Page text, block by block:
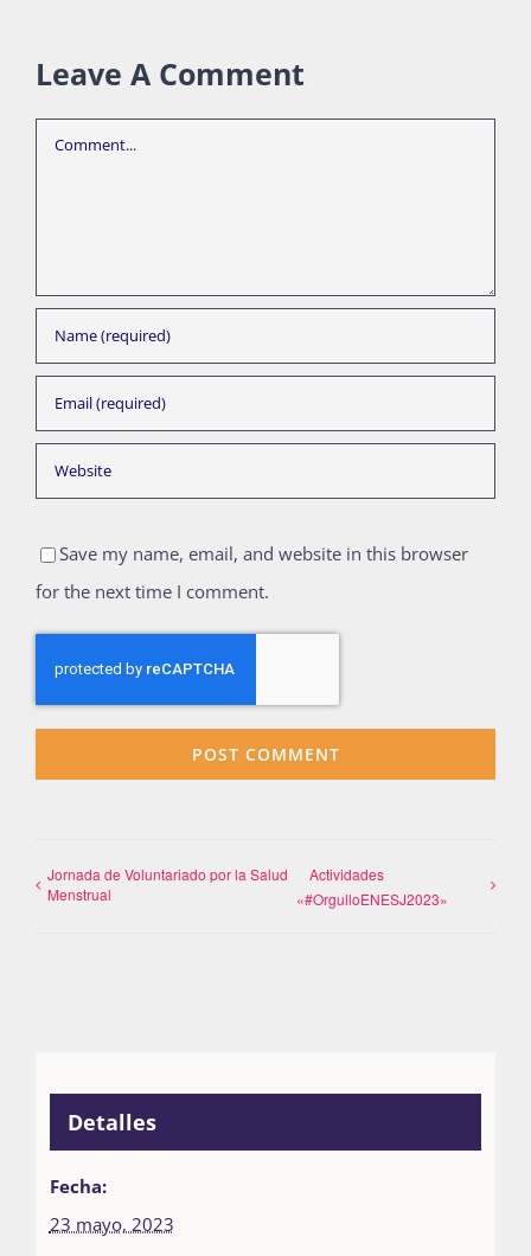
Leave A Comment
Comment
Save my name, email, and website in this browser
for the next time I comment.
Jornada de Voluntariado por la Salud
Menstrual
Actividades
«#OrgulloENESJ2023»
Detalles
Fecha:
23 mayo, 2023